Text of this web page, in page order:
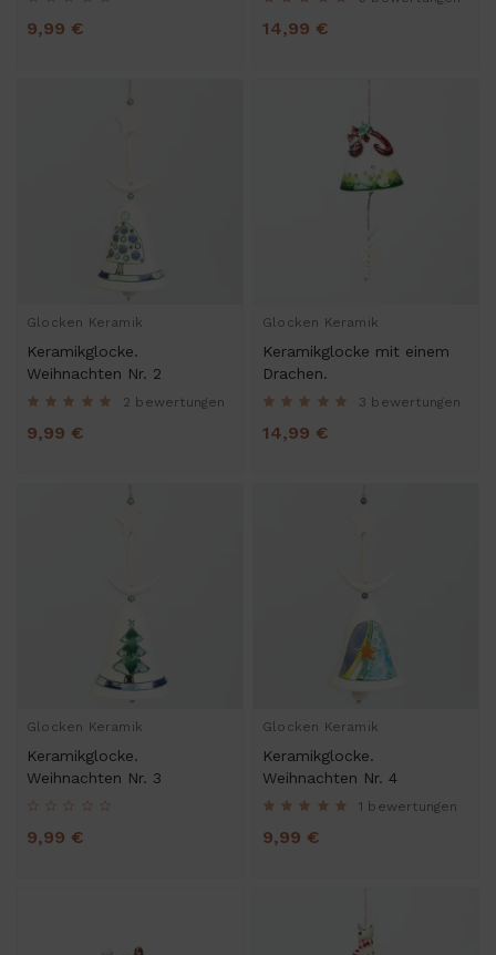
9,99 € 14,99 €
Glocken Keramik
Keramikglocke.
Weihnachten Nr. 2
2 bewertungen
9,99 €
Glocken Keramik
Keramikglocke mit einem
Drachen.
3 bewertungen
14,99 €
Glocken Keramik
Keramikglocke.
Weihnachten Nr. 3
9,99 €
Glocken Keramik
Keramikglocke.
Weihnachten Nr. 4
1 bewertungen
9,99 €